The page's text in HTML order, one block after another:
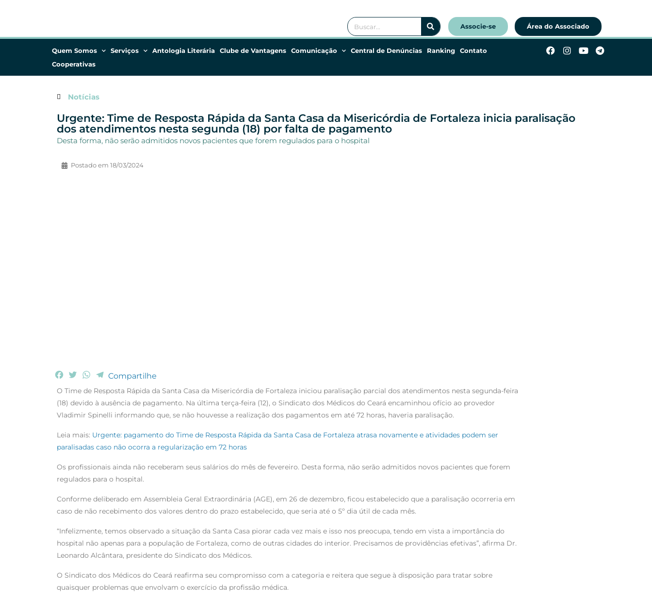
Associe-se Área do Associado
Quem Somos Serviços Antologia Literária Clube de Vantagens Comunicação Central de Denúncias Ranking
Contato
Cooperativas
Notícias
Urgente: Time de Resposta Rápida da Santa Casa da Misericórdia de Fortaleza inicia paralisação
dos atendimentos nesta segunda (18) por falta de pagamento
Desta forma, não serão admitidos novos pacientes que forem regulados para o hospital
Postado em 18/03/2024
F
c
e
b
o
k
i
t
t
r
W
a
t
s
p
p
T
l
e
g
a
m
Compartilhe
O Time de Resposta Rápida da Santa Casa da Misericórdia de Fortaleza iniciou paralisação parcial dos atendimentos nesta segunda-feira
(18) devido à ausência de pagamento. Na última terça-feira (12), o Sindicato dos Médicos do Ceará encaminhou ofício ao provedor
Vladimir Spinelli informando que, se não houvesse a realização dos pagamentos em até 72 horas, haveria paralisação.
Leia mais: Urgente: pagamento do Time de Resposta Rápida da Santa Casa de Fortaleza atrasa novamente e atividades podem ser
paralisadas caso não ocorra a regularização em 72 horas
Os profissionais ainda não receberam seus salários do mês de fevereiro. Desta forma, não serão admitidos novos pacientes que forem
regulados para o hospital.
Conforme deliberado em Assembleia Geral Extraordinária (AGE), em 26 de dezembro, ficou estabelecido que a paralisação ocorreria em
caso de não recebimento dos valores dentro do prazo estabelecido, que seria até o 5º dia útil de cada mês.
“Infelizmente, temos observado a situação da Santa Casa piorar cada vez mais e isso nos preocupa, tendo em vista a importância do
hospital não apenas para a população de Fortaleza, como de outras cidades do interior. Precisamos de providências efetivas”, afirma Dr.
Leonardo Alcântara, presidente do Sindicato dos Médicos.
O Sindicato dos Médicos do Ceará reafirma seu compromisso com a categoria e reitera que segue à disposição para tratar sobre
quaisquer problemas que envolvam o exercício da profissão médica.